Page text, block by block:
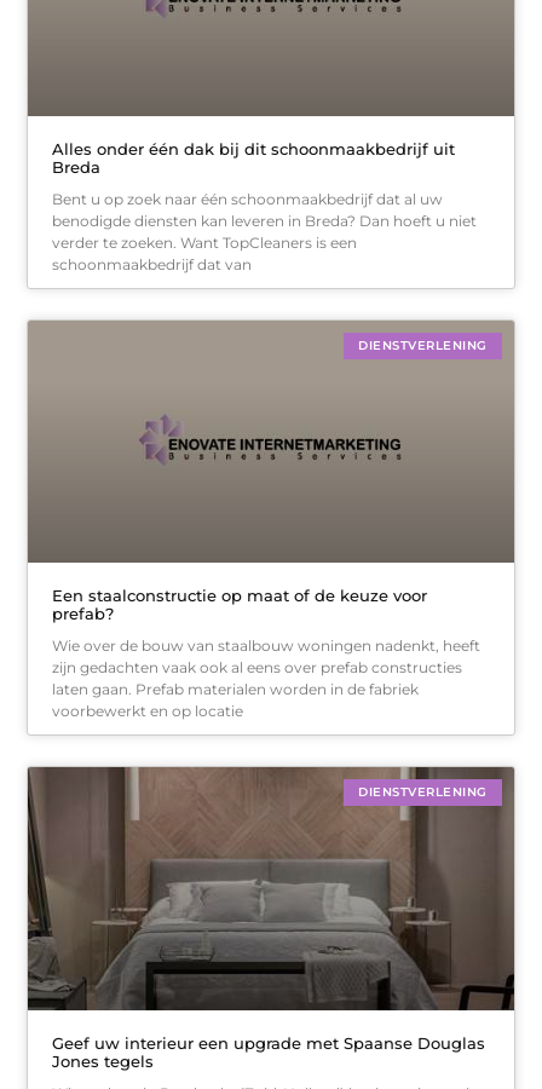
Alles onder één dak bij dit schoonmaakbedrijf uit
Breda
Bent u op zoek naar één schoonmaakbedrijf dat al uw
benodigde diensten kan leveren in Breda? Dan hoeft u niet
verder te zoeken. Want TopCleaners is een
schoonmaakbedrijf dat van
DIENSTVERLENING
Een staalconstructie op maat of de keuze voor
prefab?
Wie over de bouw van staalbouw woningen nadenkt, heeft
zijn gedachten vaak ook al eens over prefab constructies
laten gaan. Prefab materialen worden in de fabriek
voorbewerkt en op locatie
DIENSTVERLENING
Geef uw interieur een upgrade met Spaanse Douglas
Jones tegels